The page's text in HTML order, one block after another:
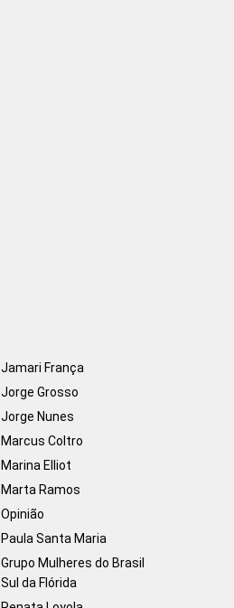
Jamari França
Jorge Grosso
Jorge Nunes
Marcus Coltro
Marina Elliot
Marta Ramos
Opinião
Paula Santa Maria
Grupo Mulheres do Brasil
Sul da Flórida